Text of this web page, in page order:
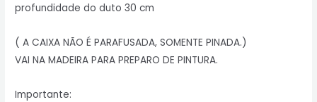
profundidade do duto 30 cm
( A CAIXA NÃO É PARAFUSADA, SOMENTE PINADA.)
VAI NA MADEIRA PARA PREPARO DE PINTURA.
Importante: